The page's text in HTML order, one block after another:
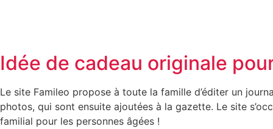
Idée de cadeau originale
Le site Famileo propose à toute la famille d’éditer un
photos, qui sont ensuite ajoutées à la gazette. Le site
familial pour les personnes âgées !